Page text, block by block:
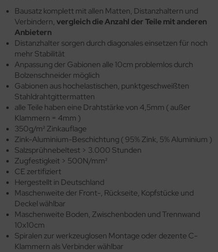
Bausatz komplett mit allen Matten, Distanzhaltern und
Verbindern,vergleich die Anzahl der Teile mit anderen
Anbietern
Distanzhalter sorgen durch diagonales einsetzen für noch
mehr Stabilität
Anpassung der Gabionen alle 10cm problemlos durch
Bolzenschneider möglich
Gabionen aus hochelastischen, punktgeschweißten
Stahldrahtgittermatten
alle Teile haben eine Drahtstärke von 4,5mm ( außer
Klammern = 4mm )
350g/m² Zinkauflage
Zink-Aluminium-Beschichtung ( 95% Zink, 5% Aluminium )
Salzsprühnebeltest > 3.000 Stunden
Zugfestigkeit > 500N/mm²
CE zertifiziert
Hergestellt in Deutschland
Maschenweite der Front-, Rückseite, Kopfstücke und
Deckel wählbar
Maschenweite Boden, Zwischenboden und Trennwand
10x10cm
Spiralen zur werkzeuglosen Montage oder dezente C-
Klammern als Verbinder wählbar